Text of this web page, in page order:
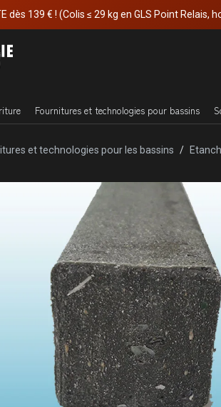
dès 139 € ! (Colis ≤ 29 kg en GLS Point Relais,
Fournitures et technologies pour bassins
et technologies pour les bassins